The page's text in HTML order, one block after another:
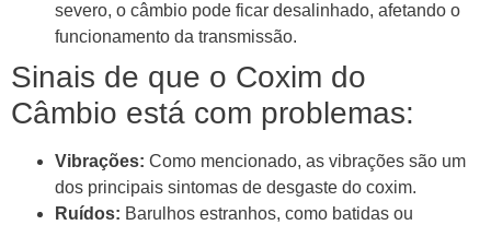
severo, o câmbio pode ficar desalinhado, afetando o
funcionamento da transmissão.
Sinais de que o Coxim do
Câmbio está com problemas:
Vibrações: Como mencionado, as vibrações são um
dos principais sintomas de desgaste do coxim.
Ruídos: Barulhos estranhos, como batidas ou